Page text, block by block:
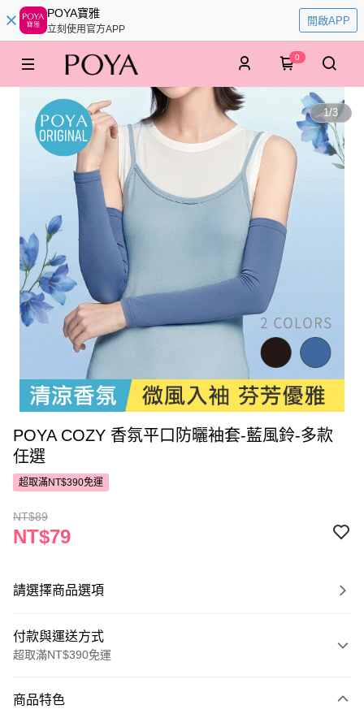
POYA寶雅
立刻使用官方APP
開啟APP
0
1/3
POYA COZY 香氛平口防曬袖套-藍風鈴-多款
任選
超取滿NT$390免運
NT$89
NT$79
請選擇商品選項
付款與運送方式
超取滿NT$390免運
POYA支付
商品特色